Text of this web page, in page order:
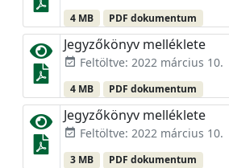
4 MB PDF dokumentum
Jegyzőkönyv melléklete
event_available Feltöltve: 2022 március 10.
4 MB PDF dokumentum
Jegyzőkönyv melléklete
event_available Feltöltve: 2022 március 10.
3 MB PDF dokumentum